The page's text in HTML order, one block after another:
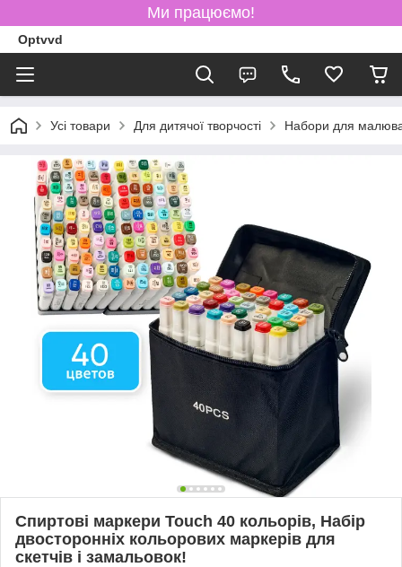
Ми працюємо!
Optvvd
Усі товари Для дитячої творчості Набори для
Спиртові маркери Touch 40 кольорів, Набір
двосторонніх кольорових маркерів для
скетчів і замальовок!